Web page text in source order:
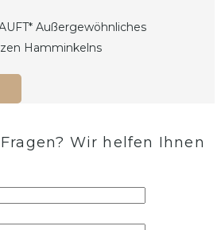
Außergewöhnliches
Hamminkelns
Wir helfen Ihnen